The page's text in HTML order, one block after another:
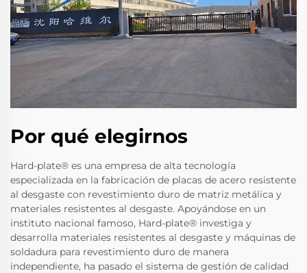
Por qué elegirnos
Hard-plate® es una empresa de alta tecnología
especializada en la fabricación de placas de acero resistente
al desgaste con revestimiento duro de matriz metálica y
materiales resistentes al desgaste. Apoyándose en un
instituto nacional famoso, Hard-plate® investiga y
desarrolla materiales resistentes al desgaste y máquinas de
soldadura para revestimiento duro de manera
independiente, ha pasado el sistema de gestión de calidad